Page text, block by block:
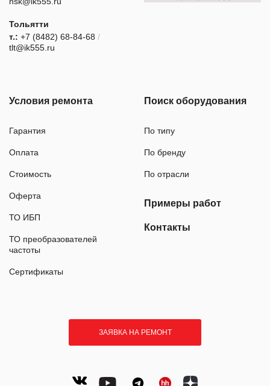
Тольятти
т.: +7 (8482) 68-84-68 /
tlt@ik555.ru
Условия ремонта
Гарантия
Оплата
Стоимость
Оферта
ТО ИБП
ТО преобразователей
частоты
Сертификаты
Поиск оборудования
По типу
По бренду
По отрасли
Примеры работ
Контакты
ЗАЯВКА НА РЕМОНТ